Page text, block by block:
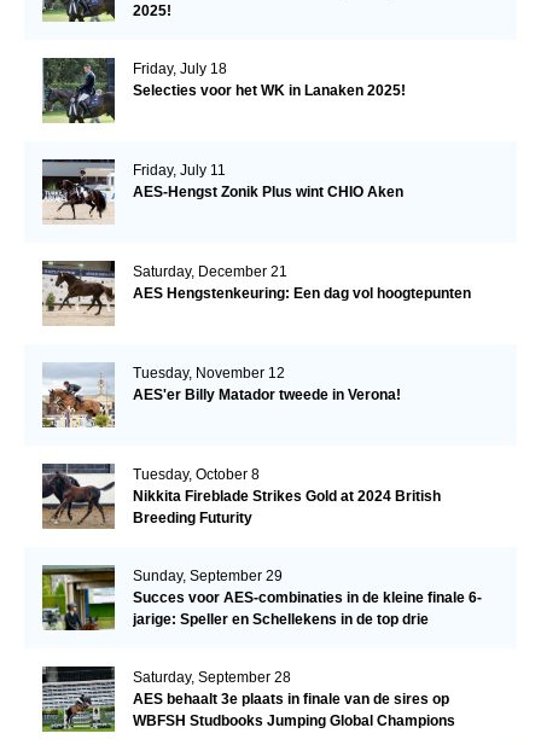
2025!
Friday, July 18
Selecties voor het WK in Lanaken 2025!
Friday, July 11
AES-Hengst Zonik Plus wint CHIO Aken
Saturday, December 21
AES Hengstenkeuring: Een dag vol hoogtepunten
Tuesday, November 12
AES'er Billy Matador tweede in Verona!
Tuesday, October 8
Nikkita Fireblade Strikes Gold at 2024 British
Breeding Futurity
Sunday, September 29
Succes voor AES-combinaties in de kleine finale 6-
jarige: Speller en Schellekens in de top drie
Saturday, September 28
AES behaalt 3e plaats in finale van de sires op
WBFSH Studbooks Jumping Global Champions